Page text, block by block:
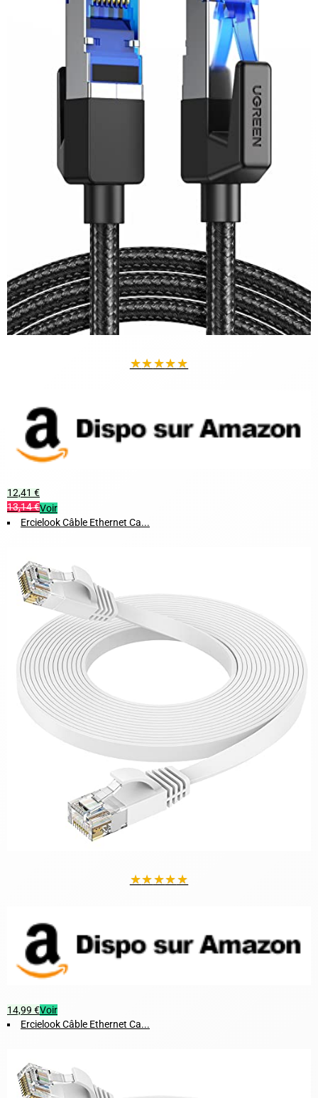
★★★★★
12,41 €
13,14 €Voir
Ercielook Câble Ethernet Ca...
★★★★★
14,99 €Voir
Ercielook Câble Ethernet Ca...